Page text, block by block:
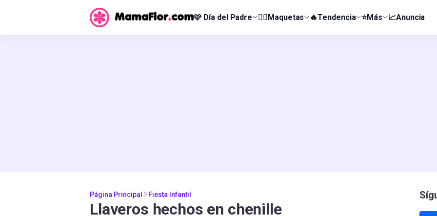
🩷 Día del Padre 👰‍♀️Maquetas 🔥Tendencia ⭐Más 📈Anuncia
Página Principal Fiesta Infantil
Llaveros hechos en chenille